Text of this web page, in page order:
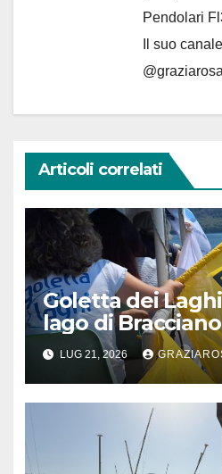
Pendolari
Il suo
Articoli correlati
Goletta dei
lago di Bracciano
LUG 21, 2026